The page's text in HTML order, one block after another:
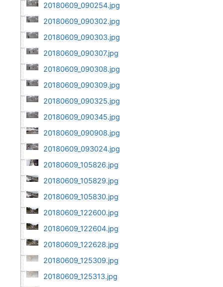
20180609_090254.jpg
20180609_090302.jpg
20180609_090303.jpg
20180609_090307.jpg
20180609_090308.jpg
20180609_090309.jpg
20180609_090325.jpg
20180609_090345.jpg
20180609_090908.jpg
20180609_093024.jpg
20180609_105826.jpg
20180609_105829.jpg
20180609_105830.jpg
20180609_122600.jpg
20180609_122604.jpg
20180609_122628.jpg
20180609_125309.jpg
20180609_125313.jpg